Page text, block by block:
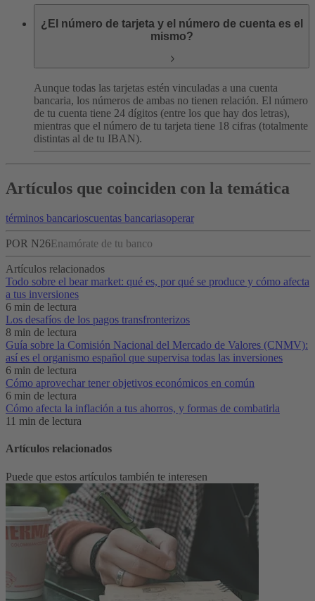
¿El número de tarjeta y el número de cuenta es el
mismo?
Aunque todas las tarjetas estén vinculadas a una cuenta
bancaria, los números de ambas no tienen relación. El número
de tu cuenta tiene 24 dígitos (entre los que hay dos letras),
mientras que el número de tu tarjeta tiene 18 cifras (totalmente
distintas al de tu IBAN).
Artículos que coinciden con la temática
términos bancarioscuentas bancariasoperar
POR N26Enamórate de tu banco
Artículos relacionados
Todo sobre el bear market: qué es, por qué se produce y cómo afecta
a tus inversiones
6 min de lectura
Los desafíos de los pagos transfronterizos
8 min de lectura
Guía sobre la Comisión Nacional del Mercado de Valores (CNMV):
así es el organismo español que supervisa todas las inversiones
6 min de lectura
Cómo aprovechar tener objetivos económicos en común
6 min de lectura
Cómo afecta la inflación a tus ahorros, y formas de combatirla
11 min de lectura
Artículos relacionados
Puede que estos artículos también te interesen